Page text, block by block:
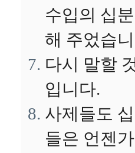
수입의 십
해 주었습
다시 말할
입니다.
사제들도
들은 언젠